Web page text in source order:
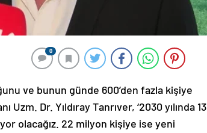
0
ve bunun günde 600’den fazla kişiye
Dr. Yıldıray Tanrıver, ‘2030 yılında 13
olacağız. 22 milyon kişiye ise yeni